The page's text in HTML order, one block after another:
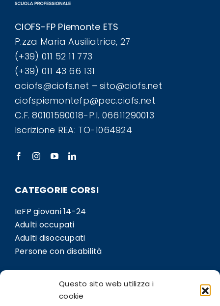
Questo sito web utilizza i
cookie
CIOFS-FP Piemonte ETS
P.zza Maria Ausiliatrice, 27
(+39) 011 52 11 773
(+39) 011 43 66 131
aciofs@ciofs.net – sito@ciofs.net
ciofspiemontefp@pec.ciofs.net
C.F. 80101590018-P.I. 06611290013
Iscrizione REA: TO-1064924
CATEGORIE CORSI
IeFP giovani 14-24
Adulti occupati
Adulti disoccupati
Persone con disabilità
LINK